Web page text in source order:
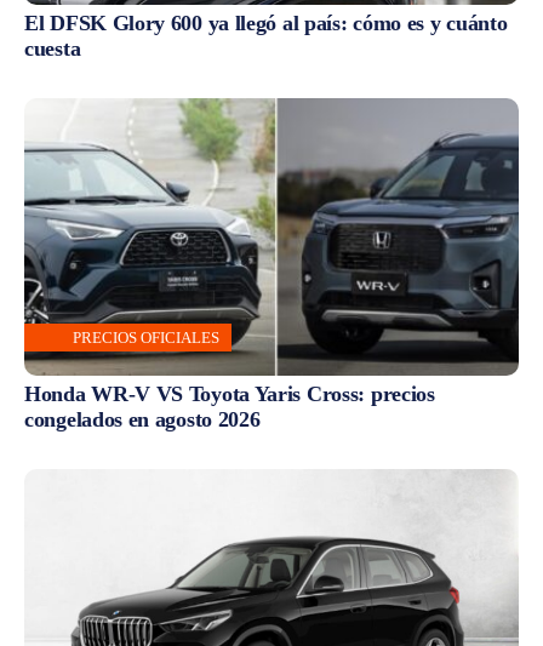
El DFSK Glory 600 ya llegó al país: cómo es y cuánto
cuesta
PRECIOS OFICIALES
Honda WR-V VS Toyota Yaris Cross: precios
congelados en agosto 2026